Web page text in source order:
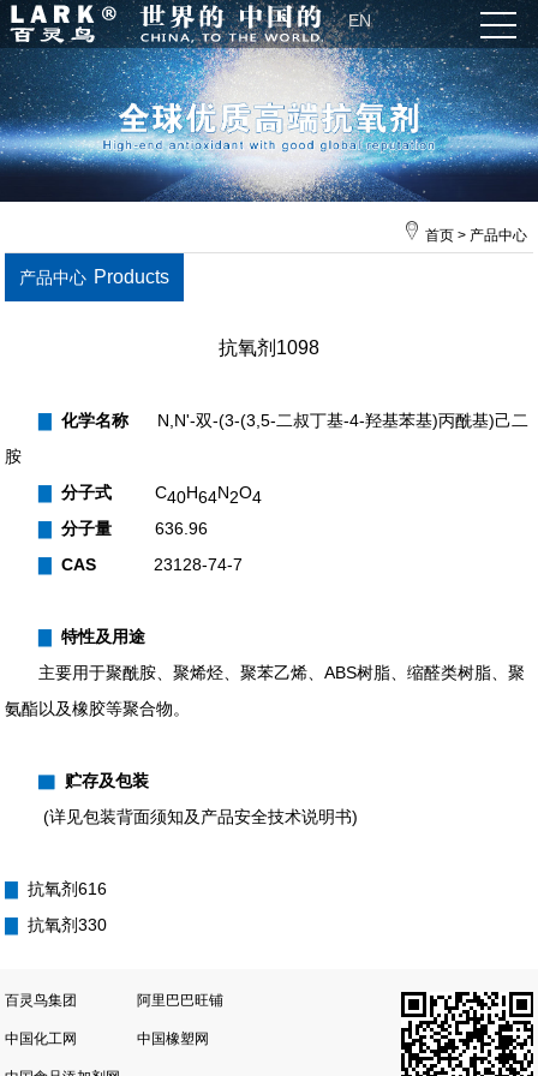
EN
首页> 产品中心
产品中心 Products
抗氧剂1098
化学名称 N,N'-双-(3-(3,5-二叔丁基-4-羟基苯基)丙酰基)己二
胺
分子式C40H64N2O4
分子量636.96
CAS 23128-74-7
▇特性及用途
主要用于聚酰胺、聚烯烃、聚苯乙烯、ABS树脂、缩醛类树脂、聚
氨酯以及橡胶等聚合物。
▇ 贮存及包装
(详见包装背面须知及产品安全技术说明书)
▇抗氧剂616
▇抗氧剂330
百灵鸟集团 阿里巴巴旺铺
中国化工网 中国橡塑网